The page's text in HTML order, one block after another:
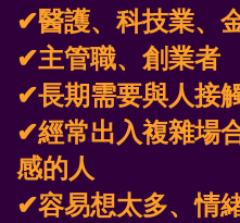
✔醫護、科技業、
✔主管職、創業者
✔長期需要與人接
✔經常出入複雜場
感的人
✔容易想太多、情